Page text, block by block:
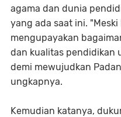
agama dan dunia
yang ada saat ini.
mengupayakan
dan kualitas pendidikan
demi mewujudkan
ungkapnya.
Kemudian katanya,